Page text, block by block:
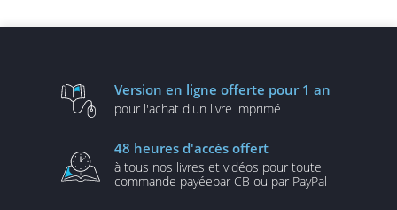
Version en ligne offerte pour 1 an
pour l'achat d'un livre imprimé
48 heures d'accès offert
à tous nos livres et vidéos pour toute
commande payéepar CB ou par PayPal